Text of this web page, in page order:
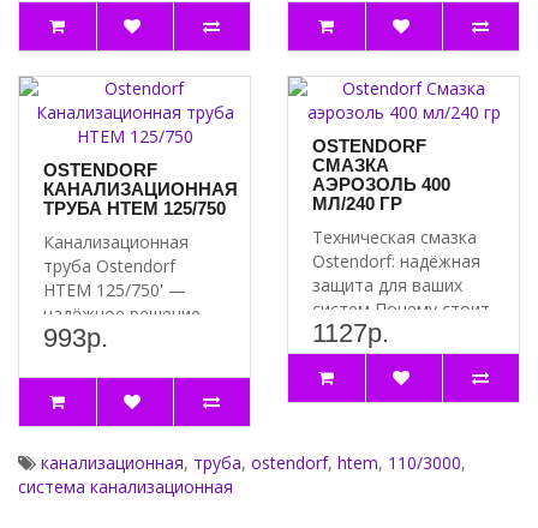
OSTENDORF
КАНАЛИЗАЦИОННАЯ
ТРУБА HTEM 125/750
Канализационная
труба Ostendorf
HTEM 125/750' —
надёжное решение
для вашей
993р.
OSTENDORF
СМАЗКА
АЭРОЗОЛЬ 400
МЛ/240 ГР
Техническая смазка
Ostendorf: надёжная
защита для ваших
систем Почему стоит
выбрать смазку
Ostend..
1127р.
канализационная, труба, ostendorf, htem, 110/3000,
система канализационная